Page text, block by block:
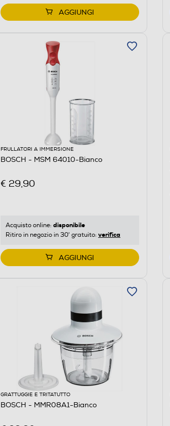
AGGIUNGI
FRULLATORI A IMMERSIONE
BOSCH - MSM 64010-Bianco
€ 29,90
Acquisto online: disponibile
Ritiro in negozio in 30' gratuito: verifica
AGGIUNGI
GRATTUGGIE E TRITATUTTO
BOSCH - MMR08A1-Bianco